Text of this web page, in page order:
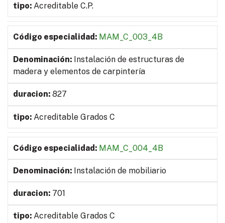
Acreditable C.P.
MAM_C_003_4B
Instalación de estructuras de
madera y elementos de carpintería
827
Acreditable Grados C
MAM_C_004_4B
Instalación de mobiliario
701
Acreditable Grados C